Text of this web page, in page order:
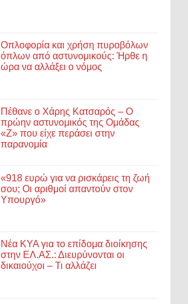
Οπλοφορία και χρήση πυροβόλων
όπλων από αστυνομικούς: Ήρθε η
ώρα να αλλάξει ο νόμος
Πέθανε ο Χάρης Κατσαρός – Ο
πρώην αστυνομικός της Ομάδας
«Ζ» που είχε περάσει στην
παρανομία
«918 ευρώ για να ρισκάρεις τη ζωή
σου; Οι αριθμοί απαντούν στον
Υπουργό»
Νέα ΚΥΑ για το επίδομα διοίκησης
στην ΕΛ.ΑΣ.: Διευρύνονται οι
δικαιούχοι – Τι αλλάζει